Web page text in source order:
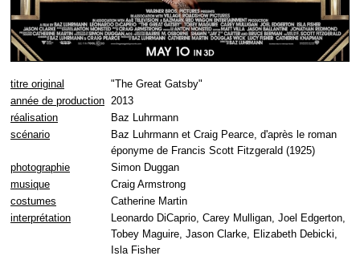
titre original
"The Great Gatsby"
année de production 2013
réalisation
Baz Luhrmann
scénario
Baz Luhrmann et Craig Pearce, d'après le roman
éponyme de Francis Scott Fitzgerald (1925)
photographie
Simon Duggan
musique
Craig Armstrong
costumes
Catherine Martin
interprétation
Leonardo DiCaprio, Carey Mulligan, Joel Edgerton,
Tobey Maguire, Jason Clarke, Elizabeth Debicki,
Isla Fisher